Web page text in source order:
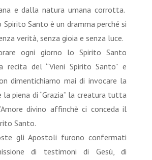
e dalla natura umana corrotta.
Spirito Santo è un dramma perché si
verità, senza gioia e senza luce.
ogni giorno lo Spirito Santo
recita del “Vieni Spirito Santo” e
dimentichiamo mai di invocare la
la piena di “Grazia” la creatura tutta
divino affinchè ci conceda il
Santo.
gli Apostoli furono confermati
di testimoni di Gesù, di